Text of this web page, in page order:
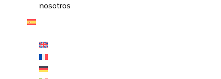
nosotros